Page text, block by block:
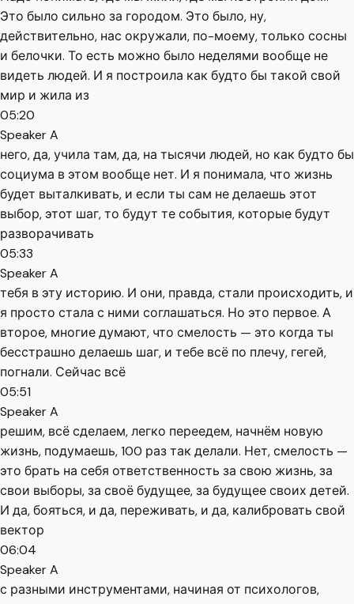
Это было сильно за городом. Это было, ну,
действительно, нас окружали, по-моему, только сосны
и белочки. То есть можно было неделями вообще не
видеть людей. И я построила как будто бы такой свой
мир и жила из
05:20
Speaker A
него, да, учила там, да, на тысячи людей, но как будто бы
социума в этом вообще нет. И я понимала, что жизнь
будет выталкивать, и если ты сам не делаешь этот
выбор, этот шаг, то будут те события, которые будут
разворачивать
05:33
Speaker A
тебя в эту историю. И они, правда, стали происходить, и
я просто стала с ними соглашаться. Но это первое. А
второе, многие думают, что смелость — это когда ты
бесстрашно делаешь шаг, и тебе всё по плечу, гегей,
погнали. Сейчас всё
05:51
Speaker A
решим, всё сделаем, легко переедем, начнём новую
жизнь, подумаешь, 100 раз так делали. Нет, смелость —
это брать на себя ответственность за свою жизнь, за
свои выборы, за своё будущее, за будущее своих детей.
И да, бояться, и да, переживать, и да, калибровать свой
вектор
06:04
Speaker A
с разными инструментами, начиная от психологов,